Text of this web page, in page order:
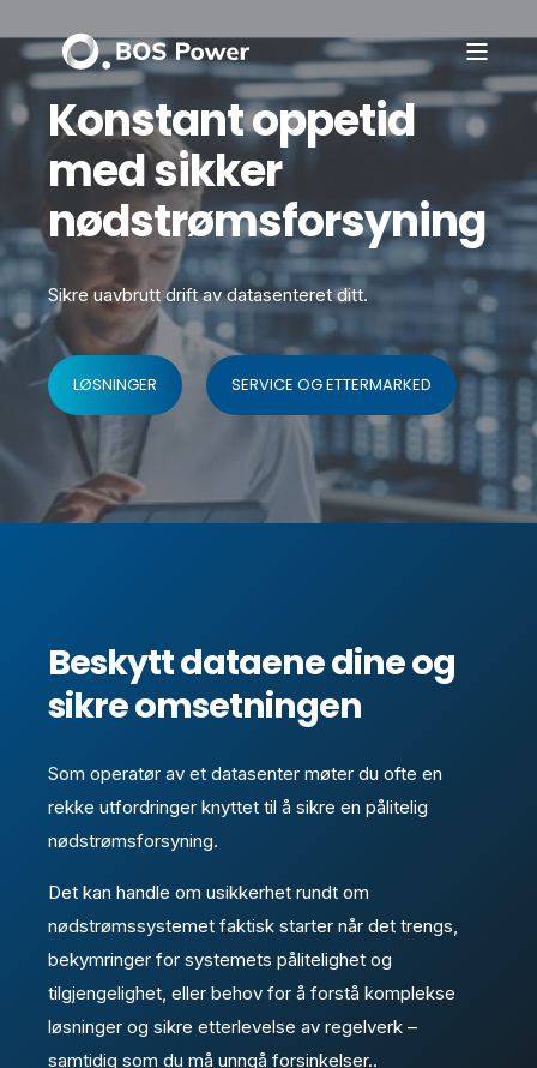
Konstant oppetid
med sikker
nødstrømsforsyning
Sikre uavbrutt drift av datasenteret ditt.
LØSNINGER SERVICE OG ETTERMARKED
Beskytt dataene dine og
sikre omsetningen
Som operatør av et datasenter møter du ofte en
rekke utfordringer knyttet til å sikre en pålitelig
nødstrømsforsyning.
Det kan handle om usikkerhet rundt om
nødstrømssystemet faktisk starter når det trengs,
bekymringer for systemets pålitelighet og
tilgjengelighet, eller behov for å forstå komplekse
løsninger og sikre etterlevelse av regelverk –
samtidig som du må unngå forsinkelser..